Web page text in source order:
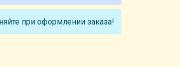
при оформлении заказа!